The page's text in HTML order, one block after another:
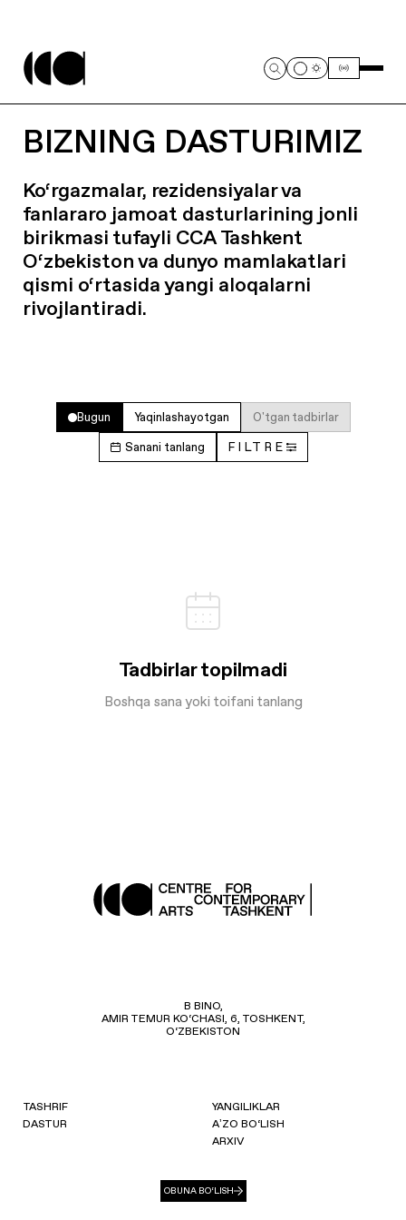
BIZNING DASTURIMIZ
Ko‘rgazmalar, rezidensiyalar va
fanlararo jamoat dasturlarining jonli
birikmasi tufayli CCA Tashkent
O‘zbekiston va dunyo mamlakatlari
qismi o‘rtasida yangi aloqalarni
rivojlantiradi.
Bugun Yaqinlashayotgan O'tgan tadbirlar
Sanani tanlang FILTRE
Tadbirlar topilmadi
Boshqa sana yoki toifani tanlang
B BINO,
AMIR TEMUR KO‘CHASI, 6, TOSHKENT,
O‘ZBEKISTON
TASHRIF
DASTUR
YANGILIKLAR
AʼZO BO‘LISH
ARXIV
OBUNA BO‘LISH